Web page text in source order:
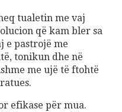
tualetin me vaj
që kam bler sa
e pastrojë me
tonikun dhe në
me ujë të ftohtë
efikase për mua.